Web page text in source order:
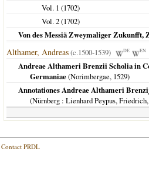
Vol. 1 (1702)
Vol. 2 (1702)
Von des Messiä Zweymaliger Zukunfft,
Althamer, Andreas(c.1500-1539) DE EN
Andreae Althameri Brenzii Scholia in
Germaniae(Norimbergae, 1529)
Annotationes Andreae Althameri
(Nürnberg : Lienhard Peypus,
Contact PRDL